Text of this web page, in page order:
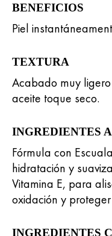
BENEFICIOS
Piel
TEXTURA
Acabado muy
aceite toque seco.
INGREDIENTES
Fórmula con
hidratación y
Vitamina E, para
oxidación y
INGREDIENTES